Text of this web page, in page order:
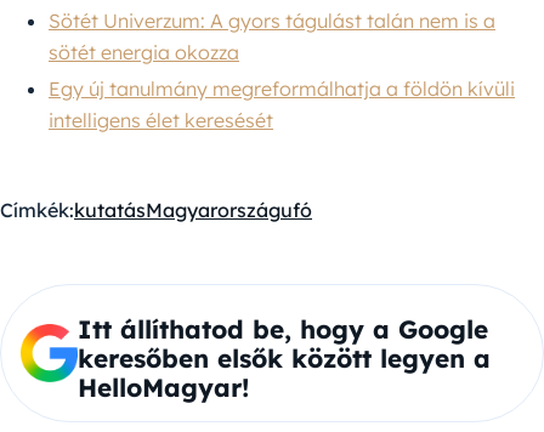
Sötét Univerzum: A gyors tágulást talán nem is a
sötét energia okozza
Egy új tanulmány megreformálhatja a földön kívüli
intelligens élet keresését
Címkék:kutatásMagyarországufó
Itt állíthatod be, hogy a Google
keresőben elsők között legyen a
HelloMagyar!